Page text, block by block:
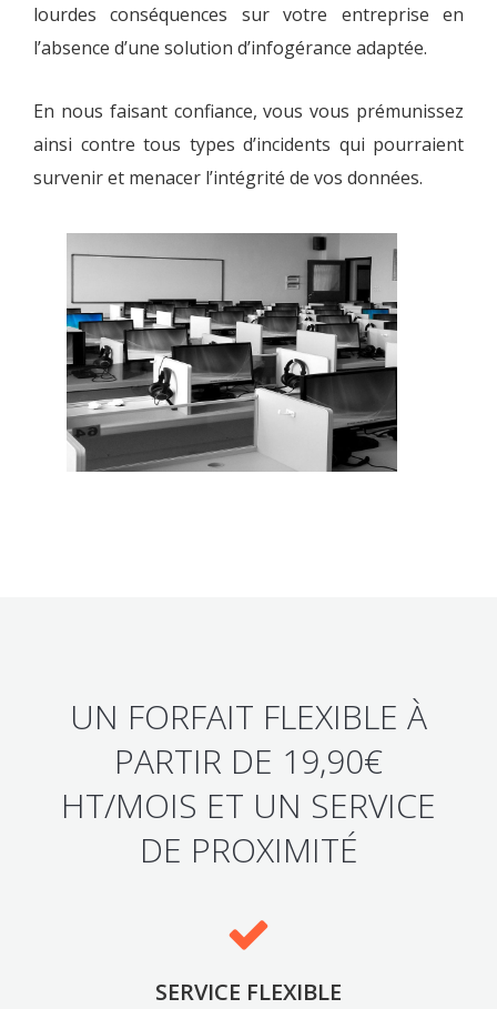
lourdes conséquences sur votre entreprise en
l’absence d’une solution d’infogérance adaptée.
En nous faisant confiance, vous vous prémunissez
ainsi contre tous types d’incidents qui pourraient
survenir et menacer l’intégrité de vos données.
UN FORFAIT FLEXIBLE À
PARTIR DE 19,90€
HT/MOIS ET UN SERVICE
DE PROXIMITÉ
SERVICE FLEXIBLE